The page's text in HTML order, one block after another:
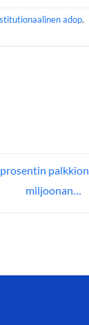
adop,
miljoonan…